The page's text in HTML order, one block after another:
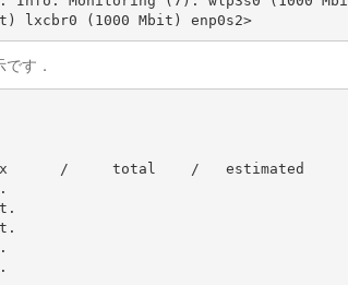
lxcbr0 (1000 Mbit) enp0s2>
す．